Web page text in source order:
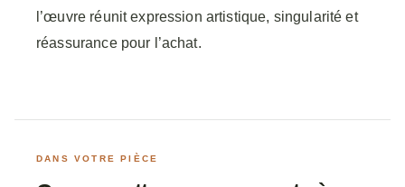
l’œuvre réunit expression artistique, singularité et
réassurance pour l’achat.
DANS VOTRE PIÈCE